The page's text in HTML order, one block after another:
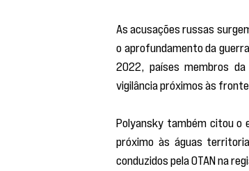
As acusações russas
o aprofundamento da
2022, países membros
vigilância próximos às
Polyansky também citou o
próximo às águas
conduzidos pela OTAN na